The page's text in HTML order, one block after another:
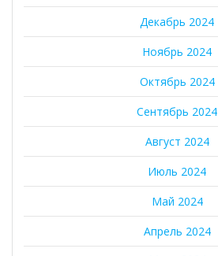
Декабрь 2024
Ноябрь 2024
Октябрь 2024
Сентябрь 2024
Август 2024
Июль 2024
Май 2024
Апрель 2024